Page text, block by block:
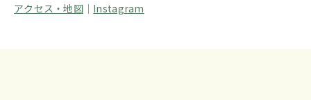
アクセス・地図｜ Instagram